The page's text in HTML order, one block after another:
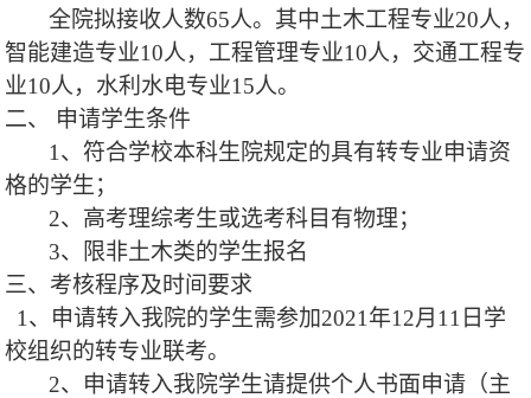
全院拟接收人数65人。其中土木工程专业20人，
智能建造专业10人，工程管理专业10人，交通工程专
业10人，水利水电专业15人。
二、 申请学生条件
1 、符合学校本科生院规定的具有转专业申请资
格的学生；
2、高考理综考生或选考科目有物理；
3、限非土木类的学生报名
三、考核程序及时间 要求
1 、申请转入我院的学生需参加2021 年12月 11 日学
校组织的转专业联考。
2、申请转入我院学生请提供个人书面申请（主